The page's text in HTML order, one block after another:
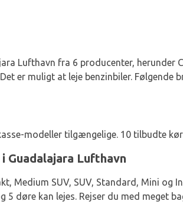
Lufthavn fra 6 producenter, herunder
er muligt at leje benzinbiler.
modeller tilgængelige. 10 tilbudte
Lufthavn
Medium SUV, SUV, Standard, Mini og
døre kan lejes. Rejser du med meget